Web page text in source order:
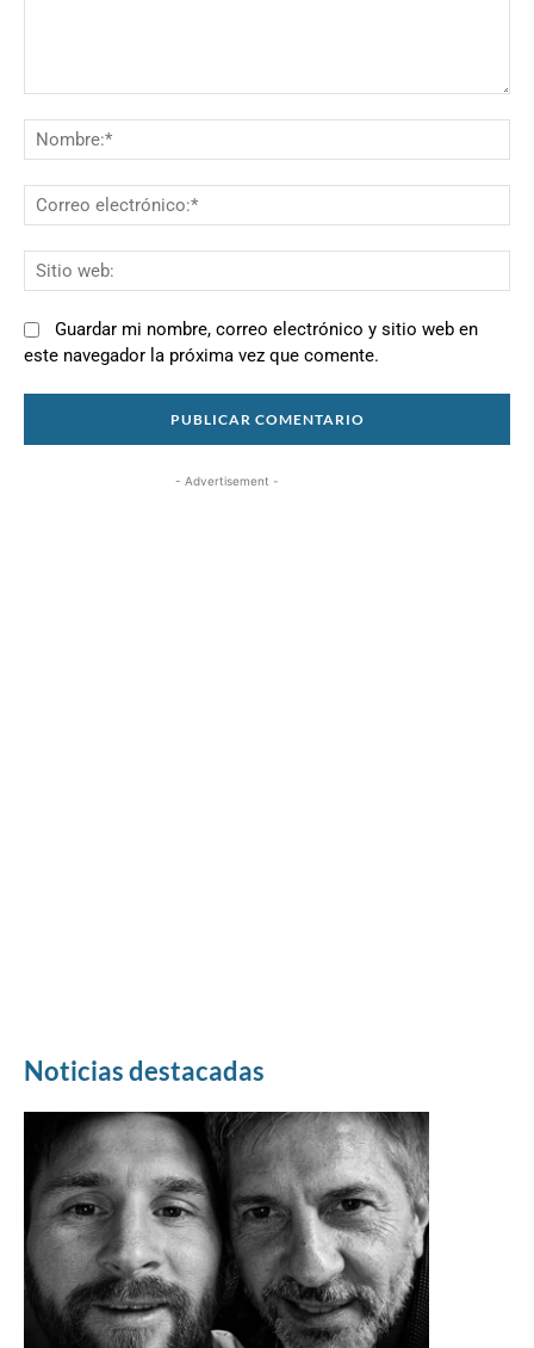
Guardar mi nombre, correo electrónico y sitio web en
este navegador la próxima vez que comente.
- Advertisement -
Noticias destacadas